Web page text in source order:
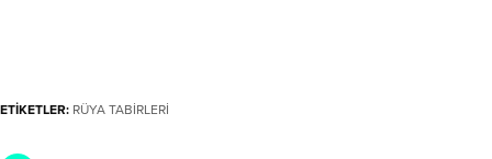
ETİKETLER: RÜYA TABİRLERİ